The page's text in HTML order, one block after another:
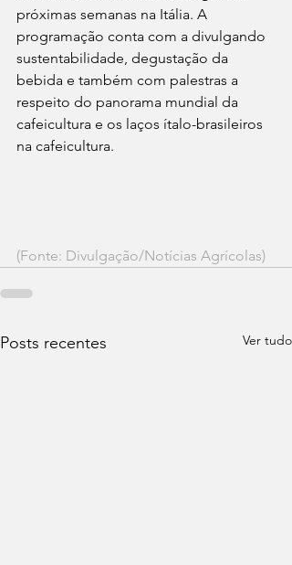
próximas semanas na Itália. A
programação conta com a divulgando
sustentabilidade, degustação da
bebida e também com palestras a
respeito do panorama mundial da
cafeicultura e os laços ítalo-brasileiros
na cafeicultura.
(Fonte: Divulgação/Notícias Agrícolas)
Posts recentes Ver tudo